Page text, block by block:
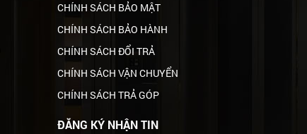
CHÍNH SÁCH BẢO MẬT
CHÍNH SÁCH BẢO HÀNH
CHÍNH SÁCH ĐỔI TRẢ
CHÍNH SÁCH VẬN CHUYỂN
CHÍNH SÁCH TRẢ GÓP
ĐĂNG KÝ NHẬN TIN